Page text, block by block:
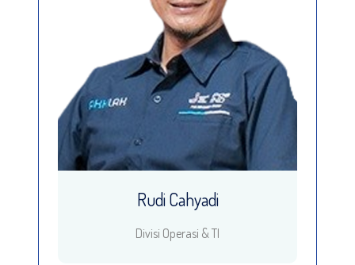
Rudi Cahyadi
Divisi Operasi & TI